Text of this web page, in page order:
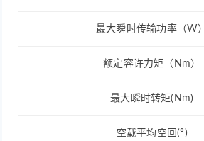
最大瞬时传输功率（W）
额定容许力矩（Nm）
最大瞬时转矩(Nm)
空载平均空回(°)